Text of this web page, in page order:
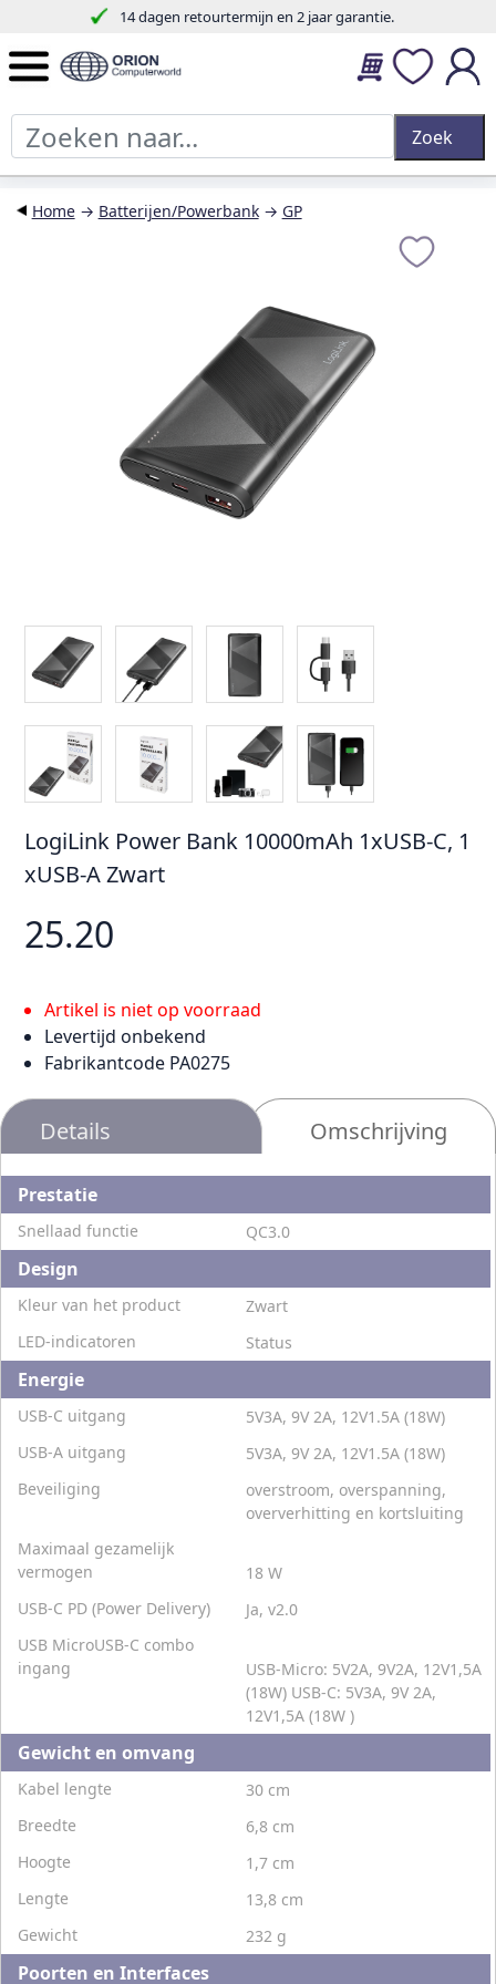
14 dagen retourtermijn en 2 jaar garantie.
Home→ Batterijen/Powerbank→ GP
LogiLink Power Bank 10000mAh 1xUSB-C, 1
xUSB-A Zwart
25.20
Artikel is niet op voorraad
Levertijd onbekend
Fabrikantcode PA0275
Details Omschrijving
Prestatie
Snellaad functie QC3.0
Design
Kleur van het product
Zwart
LED-indicatoren
Status
Energie
USB-C uitgang
5V3A, 9V 2A, 12V1.5A (18W)
USB-A uitgang
5V3A, 9V 2A, 12V1.5A (18W)
Beveiliging
overstroom, overspanning,
oververhitting en kortsluiting
Maximaal gezamelijk
vermogen
18 W
USB-C PD (Power Delivery)
Ja, v2.0
USB MicroUSB-C combo
ingang
USB-Micro: 5V2A, 9V2A, 12V1,5A
(18W) USB-C: 5V3A, 9V 2A,
12V1,5A (18W )
Gewicht en omvang
Kabel lengte
30 cm
Breedte
6,8 cm
Hoogte
1,7 cm
Lengte
13,8 cm
Gewicht
232 g
Poorten en Interfaces